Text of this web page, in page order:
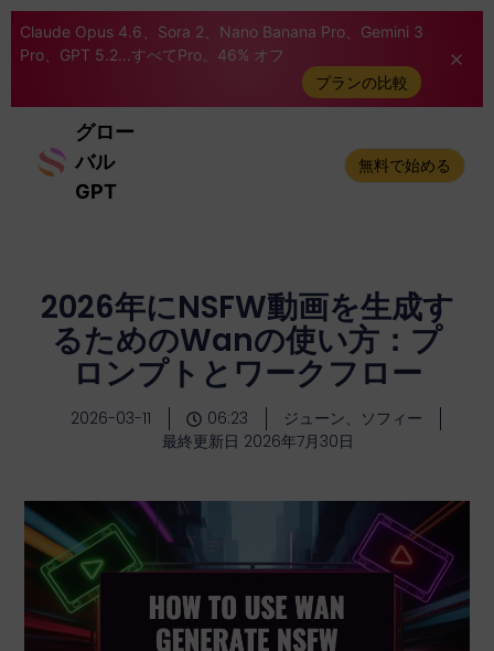
Claude Opus 4.6、Sora 2、Nano Banana Pro、Gemini 3
Pro、GPT 5.2...すべてPro。46% オフ
プランの比較
グロー
バル
GPT
無料で始める
2026年にNSFW動画を生成す
るためのWanの使い方：プ
ロンプトとワークフロー
2026-03-11 06:23
ジューン、ソフィー
最終更新日 2026年7月30日